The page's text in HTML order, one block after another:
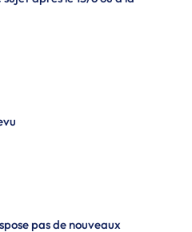
pas de nouveaux